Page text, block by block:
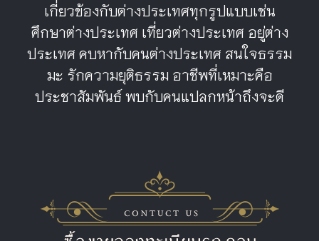
เกี่ยวข้องกับต่างประเทศทุกรูปแบบเช่น
ศึกษาต่างประเทศ เที่ยวต่างประเทศ อยู่ต่าง
ประเทศ คบหากับคนต่างประเทศ สนใจธรรม
มะ รักความยุติธรรม อาชีพที่เหมาะคือ
ประชาสัมพันธ์ พบกับคนแปลกหน้าถึงจะดี